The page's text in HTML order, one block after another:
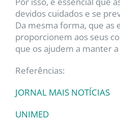
devidos cuidados e se
Da mesma forma, que as
proporcionem aos seus
que os ajudem a manter
Referências:
JORNAL MAIS NOTÍCIAS
UNIMED